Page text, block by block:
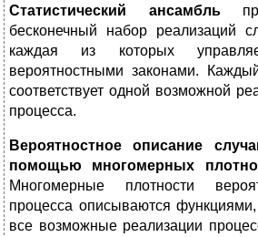
Статистический ансамбль
бесконечный набор реализаций
каждая из которых
вероятностными законами.
соответствует одной возможной
процесса.
Вероятностное описание
помощью многомерных
Многомерные плотности
процесса описываются
все возможные реализации